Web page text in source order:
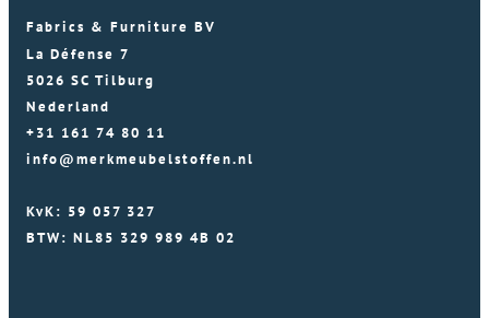
Fabrics & Furniture BV
La Défense 7
5026 SC Tilburg
Nederland
+31 161 74 80 11
info@merkmeubelstoffen.nl
KvK: 59 057 327
BTW: NL85 329 989 4B 02